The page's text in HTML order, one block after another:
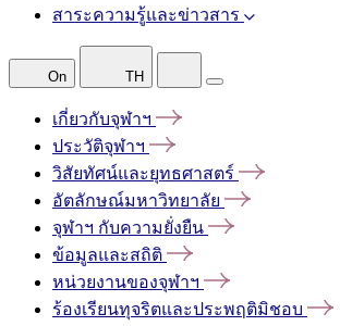
สาระความรู้และข่าวสาร
On TH
เกี่ยวกับจุฬาฯ
ประวัติจุฬาฯ
วิสัยทัศน์และยุทธศาสตร์
อัตลักษณ์มหาวิทยาลัย
จุฬาฯ กับความยั่งยืน
ข้อมูลและสถิติ
หน่วยงานของจุฬาฯ
ร้องเรียนทุจริตและประพฤติมิชอบ